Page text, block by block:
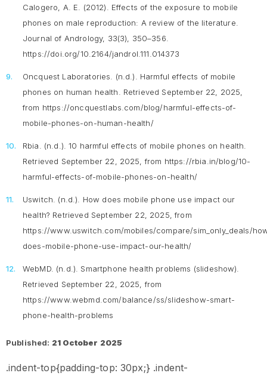
Calogero, A. E. (2012). Effects of the exposure to mobile
phones on male reproduction: A review of the literature.
Journal of Andrology, 33(3), 350–356.
https://doi.org/10.2164/jandrol.111.014373
Oncquest Laboratories. (n.d.). Harmful effects of mobile
phones on human health . Retrieved September 22, 2025,
from https://oncquestlabs.com/blog/harmful-effects-of-
mobile-phones-on-human-health/
Rbia. (n.d.).10 harmful effects of mobile phones on health
Retrieved September 22, 2025, from https://rbia.in/blog/10-
harmful-effects-of-mobile-phones-on-health/
Uswitch. (n.d.). How does mobile phone use impact our
health? Retrieved September 22, 2025, from
https://www.uswitch.com/mobiles/compare/sim_only_deals/
does-mobile-phone-use-impact-our-health/
WebMD. (n.d.). Smartphone health problems (slideshow).
Retrieved September 22, 2025, from
https://www.webmd.com/balance/ss/slideshow-smart-
phone-health-problems
Published: 21 October 2025
.indent-top{padding-top: 30px;} .indent-